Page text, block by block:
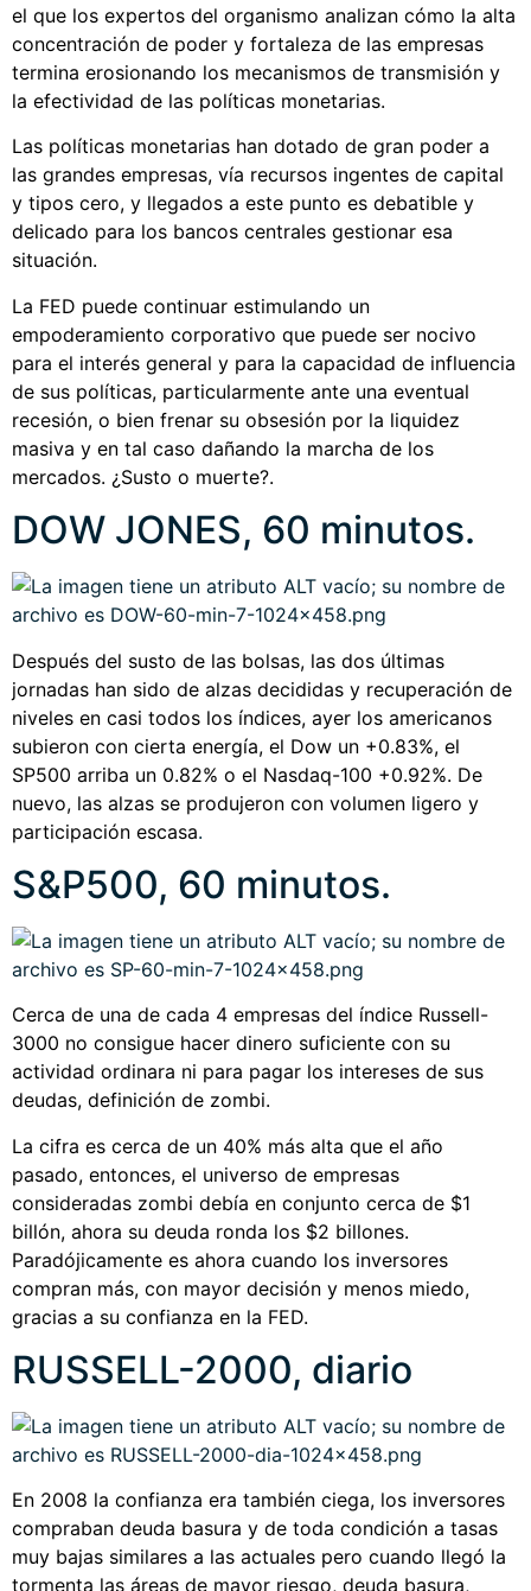
el que los expertos del organismo analizan cómo la alta
concentración de poder y fortaleza de las empresas
termina erosionando los mecanismos de transmisión y
la efectividad de las políticas monetarias.
Las políticas monetarias han dotado de gran poder a
las grandes empresas, vía recursos ingentes de capital
y tipos cero, y llegados a este punto es debatible y
delicado para los bancos centrales gestionar esa
situación.
La FED puede continuar estimulando un
empoderamiento corporativo que puede ser nocivo
para el interés general y para la capacidad de influencia
de sus políticas, particularmente ante una eventual
recesión, o bien frenar su obsesión por la liquidez
masiva y en tal caso dañando la marcha de los
mercados. ¿Susto o muerte?.
DOW JONES, 60 minutos.
Después del susto de las bolsas, las dos últimas
jornadas han sido de alzas decididas y recuperación de
niveles en casi todos los índices, ayer los americanos
subieron con cierta energía, el Dow un +0.83%, el
SP500 arriba un 0.82% o el Nasdaq-100 +0.92%. De
nuevo, las alzas se produjeron con volumen ligero y
participación escasa.
S&P500, 60 minutos.
Cerca de una de cada 4 empresas del índice Russell-
3000 no consigue hacer dinero suficiente con su
actividad ordinara ni para pagar los intereses de sus
deudas, definición de zombi.
La cifra es cerca de un 40% más alta que el año
pasado, entonces, el universo de empresas
consideradas zombi debía en conjunto cerca de $1
billón, ahora su deuda ronda los $2 billones.
Paradójicamente es ahora cuando los inversores
compran más, con mayor decisión y menos miedo,
gracias a su confianza en la FED.
RUSSELL-2000, diario
En 2008 la confianza era también ciega, los inversores
compraban deuda basura y de toda condición a tasas
muy bajas similares a las actuales pero cuando llegó la
tormenta las áreas de mayor riesgo, deuda basura,